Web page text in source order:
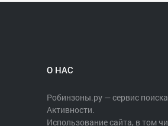
О НАС
Робинзоны.ру — сервис
Активности.
Использование сайта, в том